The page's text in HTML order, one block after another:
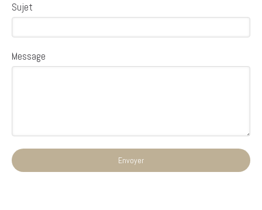
Sujet
Message
Envoyer